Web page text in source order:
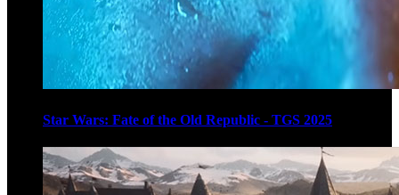
Star Wars: Fate of the Old Republic - TGS 2025